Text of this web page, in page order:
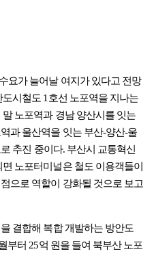
요가 늘어날 여지가 있다고 전망
시철도 1호선 노포역을 지나는
노포역과 경남 양산시를 잇는
과 울산역을 잇는 부산-양산-울
추진 중이다. 부산시 교통혁신
노포터미널은 철도 이용객들이
으로 역할이 강화될 것으로 보고
결합해 복합 개발하는 방안도
부터 25억 원을 들여 북부산 노포